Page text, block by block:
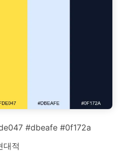
#dbeafe #0f172a
대적